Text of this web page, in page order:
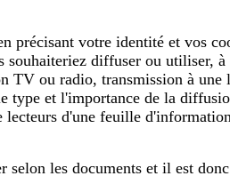
précisant votre identité et vos
diffuser ou utiliser,
TV ou radio, transmission à
et l'importance de la
d'une feuille
les documents et il est